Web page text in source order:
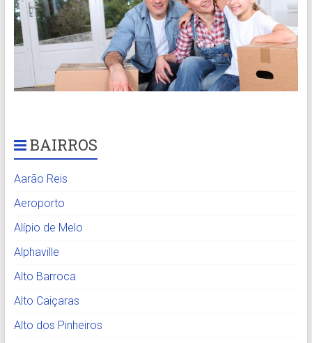
BAIRROS
Aarão Reis
Aeroporto
Alípio de Melo
Alphaville
Alto Barroca
Alto Caiçaras
Alto dos Pinheiros